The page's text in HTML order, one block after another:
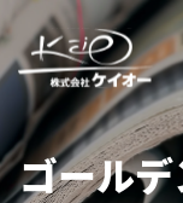
ゴール